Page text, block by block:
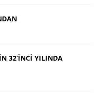
32’İNCİ YILINDA